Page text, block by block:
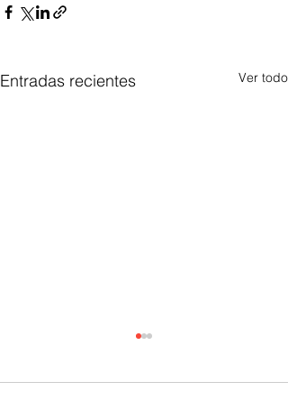
Entradas recientes Ver todo